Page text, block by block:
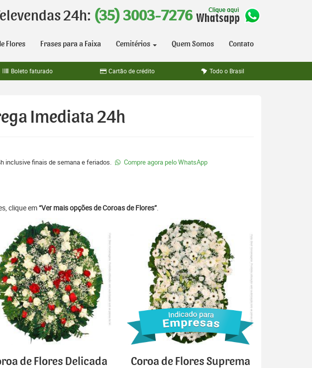
24h: (35) 3003-7276
Flores Frases para a Faixa Cemitérios Quem Somos Contato
Boleto faturado Cartão de crédito Todo o Brasil
Imediata 24h
inclusive finais de semana e feriados. Compre agora pelo WhatsApp
clique em“Ver mais opções de Coroas de Flores”.
de Flores Delicada
Coroa de Flores Suprema